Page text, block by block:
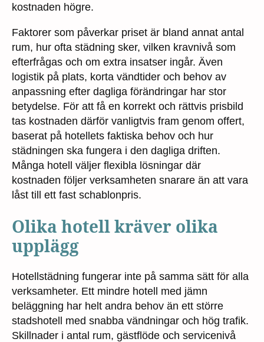
kostnaden högre.
Faktorer som påverkar priset är bland annat antal
rum, hur ofta städning sker, vilken kravnivå som
efterfrågas och om extra insatser ingår. Även
logistik på plats, korta vändtider och behov av
anpassning efter dagliga förändringar har stor
betydelse. För att få en korrekt och rättvis prisbild
tas kostnaden därför vanligtvis fram genom offert,
baserat på hotellets faktiska behov och hur
städningen ska fungera i den dagliga driften.
Många hotell väljer flexibla lösningar där
kostnaden följer verksamheten snarare än att vara
låst till ett fast schablonpris.
Olika hotell kräver olika
upplägg
Hotellstädning fungerar inte på samma sätt för alla
verksamheter. Ett mindre hotell med jämn
beläggning har helt andra behov än ett större
stadshotell med snabba vändningar och hög trafik.
Skillnader i antal rum, gästflöde och servicenivå